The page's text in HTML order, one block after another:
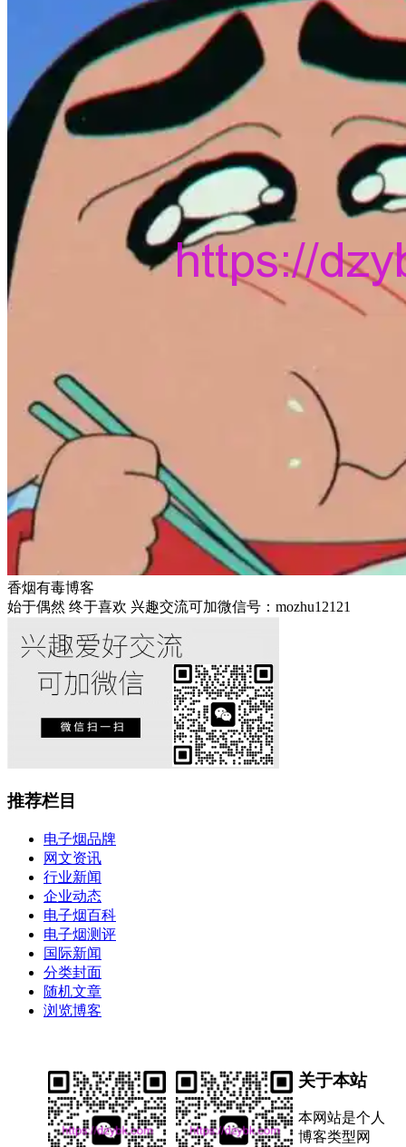
香烟有毒博客
始于偶然 终于喜欢 兴趣交流可加微信号：mozhu12121
推荐栏目
电子烟品牌
网文资讯
行业新闻
企业动态
电子烟百科
电子烟测评
国际新闻
分类封面
随机文章
浏览博客
关于本站
本网站是个人
博客类型网